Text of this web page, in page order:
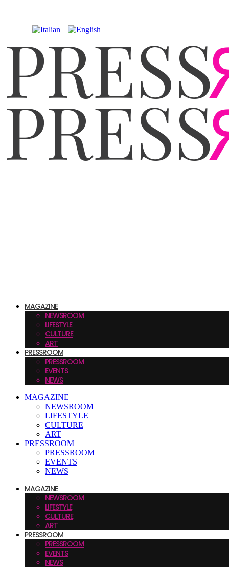
MAGAZINE
NEWSROOM
LIFESTYLE
CULTURE
ART
PRESSROOM
PRESSROOM
EVENTS
NEWS
MAGAZINE
NEWSROOM
LIFESTYLE
CULTURE
ART
PRESSROOM
PRESSROOM
EVENTS
NEWS
MAGAZINE
NEWSROOM
LIFESTYLE
CULTURE
ART
PRESSROOM
PRESSROOM
EVENTS
NEWS